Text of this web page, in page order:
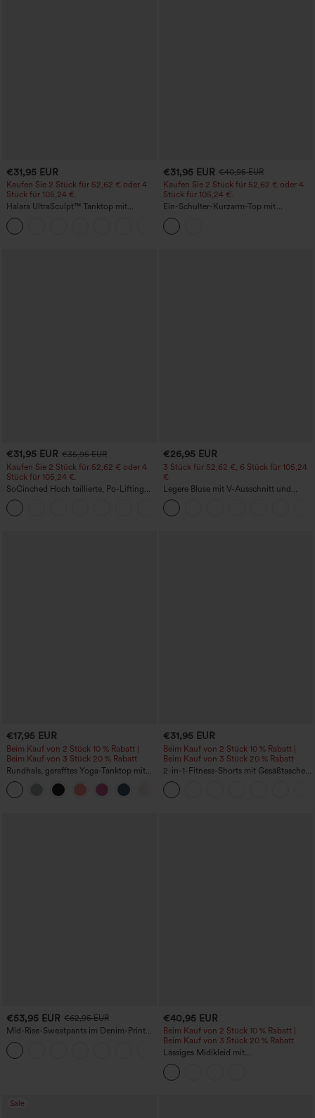
€31,95 EUR
Kaufen Sie 2 Stück für 52,62 € oder 4
Stück für 105,24 €.
Halara UltraSculpt™ Tanktop mit
Rundhalsausschnitt und
geschwungenem Saum
€31,95 EUR €40,95 EUR
Kaufen Sie 2 Stück für 52,62 € oder 4
Stück für 105,24 €.
Ein-Schulter-Kurzarm-Top mit
abgerundetem High-Low-Saum,
integriertem BH, gepunktet, lässig
€31,95 EUR €35,95 EUR
Kaufen Sie 2 Stück für 52,62 € oder 4
Stück für 105,24 €.
SoCinched Hoch taillierte, Po-Lifting
7/8-Trainingsleggings mit
Bauchkontrolle und Seitentaschen
€26,95 EUR
3 Stück für 52,62 €, 6 Stück für 105,24
€
Legere Bluse mit V-Ausschnitt und
kurzen Puffärmeln
€17,95 EUR
Beim Kauf von 2 Stück 10 % Rabatt |
Beim Kauf von 3 Stück 20 % Rabatt
Rundhals, gerafftes Yoga-Tanktop mit
Cool-Touch-Effekt – UPF50+
€31,95 EUR
Beim Kauf von 2 Stück 10 % Rabatt |
Beim Kauf von 3 Stück 20 % Rabatt
2-in-1-Fitness-Shorts mit Gesäßtasche
und seitlicher versteckter Tasche 6,3 cm
€53,95 EUR €62,95 EUR
Mid-Rise-Sweatpants im Denim-Print
aus French Terry, lässig, mit Taschen
€40,95 EUR
Beim Kauf von 2 Stück 10 % Rabatt |
Beim Kauf von 3 Stück 20 % Rabatt
Lässiges Midikleid mit
Rundhalsausschnitt, integriertem BH,
ärmellos und Rüschensaum
Sale